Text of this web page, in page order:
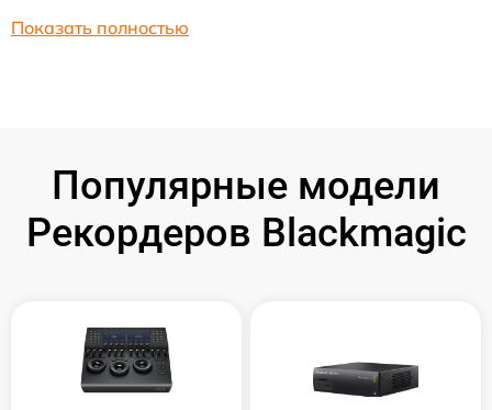
Показать полностью
Популярные модели
Рекордеров Blackmagic